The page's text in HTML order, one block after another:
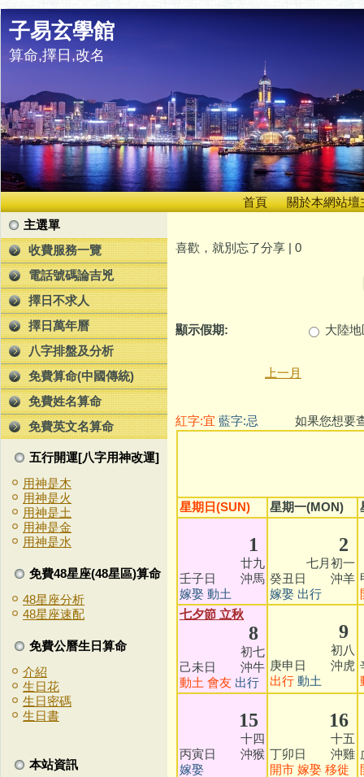
子易玄學館
算命,擇日,改名
首頁
關於本網站壇
主選單
收費服務一覽
電話號碼論吉兇
擇日不求人
擇日萬年曆
八字排盤及分析
免費算命(中國傳統)
免費姓名算命
免費英文名算命
五行開運[八字用神改運]
用神是木
用神是火
用神是土
用神是金
用神是水
免費48星座(48星區)算命
48星座分析
48星座速配
免費公曆生日算命
介紹
生日花
生日密碼
生日書
本站資訊
喜歡，就別忘了分享 | 0
顯示假期: 大陸
上一月
紅字:宜 藍字:忌 如果您想要查看
星期日(SUN) 星期一(MON)
1
廿九
壬子日 沖馬
嫁娶 動土
2
七月初一
癸丑日 沖羊
嫁娶 出行
七夕節 立秋
8
初七
己未日 沖牛
動土 會友 出行
9
初八
庚申日 沖虎
出行 動土
15
十四
丙寅日 沖猴
嫁娶
16
十五
丁卯日 沖雞
開市 嫁娶 移徙